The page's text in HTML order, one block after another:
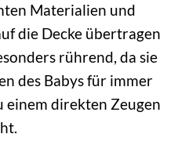
Materialien und
die Decke übertragen
rührend, da sie
des Babys für immer
einem direkten Zeugen